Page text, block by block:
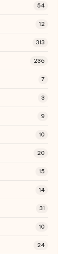
54
12
313
236
7
3
9
10
20
15
14
31
10
24